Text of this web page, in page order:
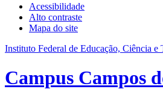
Acessibilidade
Alto contraste
Mapa do site
Instituto Federal de Educação, Ciência e
Campus Campos